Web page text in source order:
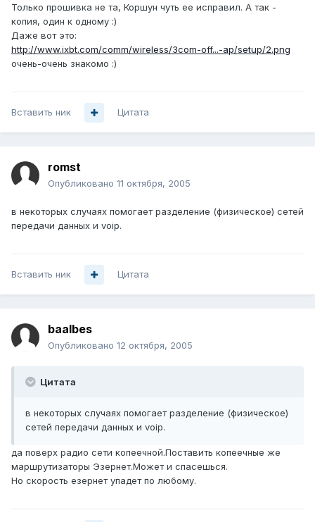
Только прошивка не та, Коршун чуть ее исправил. А так -
копия, один к одному :)
Даже вот это:
http://www.ixbt.com/comm/wireless/3com-off...-ap/setup/2.png
очень-очень знакомо :)
Вставить ник Цитата
romst
Опубликовано 11 октября, 2005
в некоторых случаях помогает разделение (физическое) сетей
передачи данных и voip.
Вставить ник Цитата
baalbes
Опубликовано 12 октября, 2005
Цитата
в некоторых случаях помогает разделение (физическое)
сетей передачи данных и voip.
да поверх радио сети копеечной.Поставить копеечные же
маршрутизаторы Эзернет.Может и спасешься.
Но скорость езернет упадет по любому.